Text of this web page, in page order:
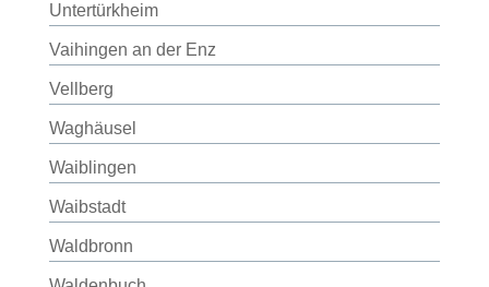
Untertürkheim
Vaihingen an der Enz
Vellberg
Waghäusel
Waiblingen
Waibstadt
Waldbronn